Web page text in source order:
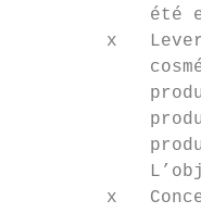
été
x
x